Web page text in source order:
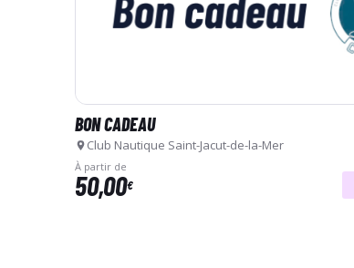
BON CADEAU
Club Nautique Saint-Jacut-de-la-Mer
À partir de
50,00€